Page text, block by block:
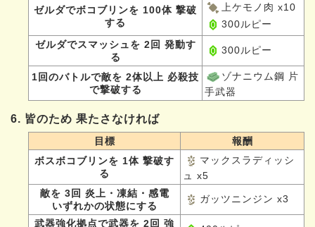
ゼルダでボコブリンを 100体 撃破
する
上ケモノ肉 x10
300ルピー
ゼルダでスマッシュを 2回 発動す
る
300ルピー
1回のバトルで敵を 2体以上 必殺技
で撃破する
ゾナニウム鋼 片
手武器
6. 皆のため 果たさなければ
目標
報酬
ボスボコブリンを 1体 撃破す
る
マックスラディッシ
ュ x5
敵を 3回 炎上・凍結・感電
いずれかの状態にする
ガッツニンジン x3
武器強化拠点で武器を 2回 強